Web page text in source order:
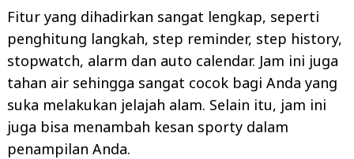
Fitur yang dihadirkan sangat lengkap, seperti
penghitung langkah, step reminder, step history,
stopwatch, alarm dan auto calendar. Jam ini juga
tahan air sehingga sangat cocok bagi Anda yang
suka melakukan jelajah alam. Selain itu, jam ini
juga bisa menambah kesan sporty dalam
penampilan Anda.